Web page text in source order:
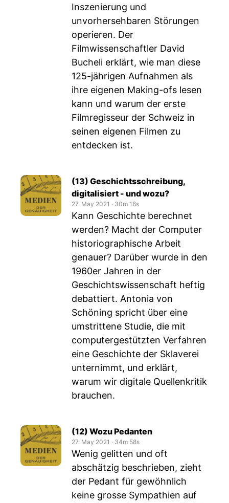
Inszenierung und
unvorhersehbaren Störungen
operieren. Der
Filmwissenschaftler David
Bucheli erklärt, wie man diese
125-jährigen Aufnahmen als
ihre eigenen Making-ofs lesen
kann und warum der erste
Filmregisseur der Schweiz in
seinen eigenen Filmen zu
entdecken ist.
(13) Geschichtsschreibung,
digitalisiert - und wozu?
27. May 2021 ‧ 30m 16s
Kann Geschichte berechnet
werden? Macht der Computer
historiographische Arbeit
genauer? Darüber wurde in den
1960er Jahren in der
Geschichtswissenschaft heftig
debattiert. Antonia von
Schöning spricht über eine
umstrittene Studie, die mit
computergestützten Verfahren
eine Geschichte der Sklaverei
unternimmt, und erklärt,
warum wir digitale Quellenkritik
brauchen.
(12) Wozu Pedanten
27. May 2021 ‧ 34m 58s
Wenig gelitten und oft
abschätzig beschrieben, zieht
der Pedant für gewöhnlich
keine grosse Sympathien auf